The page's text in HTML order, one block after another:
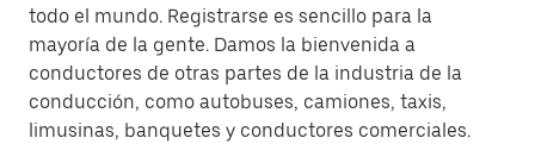
todo el mundo. Registrarse es sencillo para la
mayoría de la gente. Damos la bienvenida a
conductores de otras partes de la industria de la
conducción, como autobuses, camiones, taxis,
limusinas, banquetes y conductores comerciales.